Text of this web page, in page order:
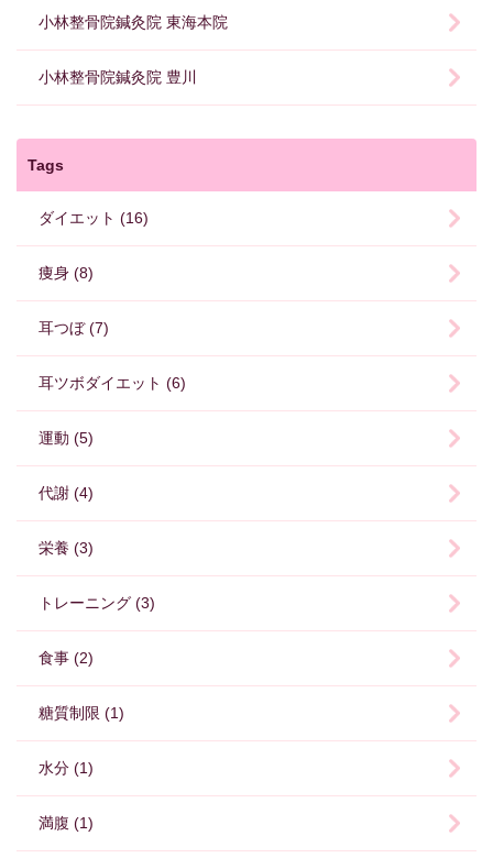
小林整骨院鍼灸院 東海本院
小林整骨院鍼灸院 豊川
Tags
ダイエット (16)
痩身 (8)
耳つぼ (7)
耳ツボダイエット (6)
運動 (5)
代謝 (4)
栄養 (3)
トレーニング (3)
食事 (2)
糖質制限 (1)
水分 (1)
満腹 (1)